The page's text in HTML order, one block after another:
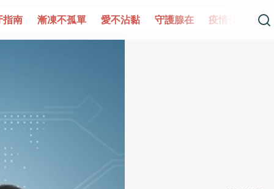
愛不沾黏 守護腺在 疫情保衛戰 再生醫學 愛的